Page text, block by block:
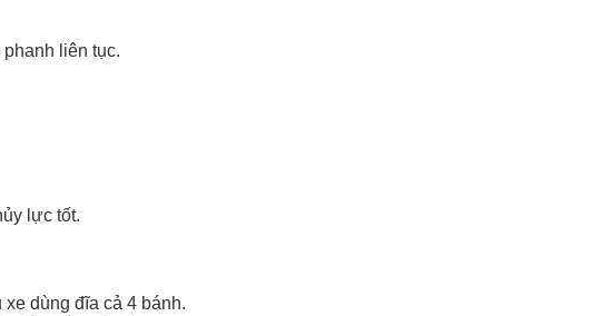
liên tục.
lực tốt.
dùng đĩa cả 4 bánh.